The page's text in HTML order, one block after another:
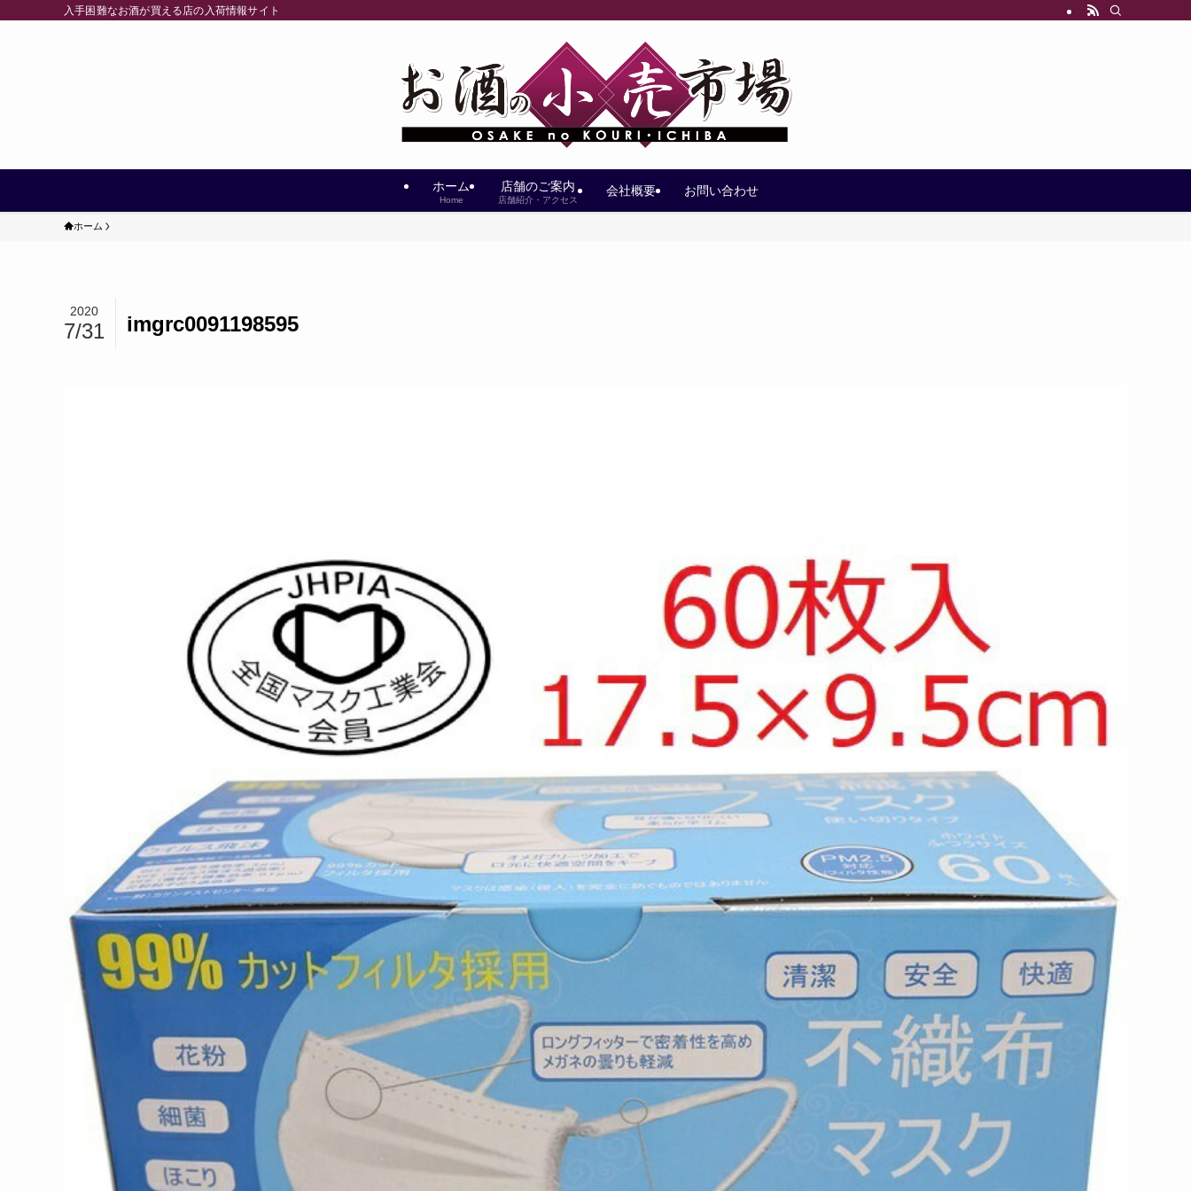
入手困難なお酒が買える店の入荷情報サイト
ホーム
Home
店舗のご案内
店舗紹介・アクセス
会社概要 お問い合わせ
ホーム
imgrc0091198595
2020
7/31